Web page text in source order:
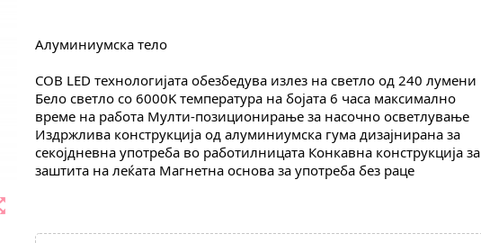
Алуминиумска тело
COB LED технологијата обезбедува излез на светло од 240 лумени
Бело светло со 6000K температура на бојата 6 часа максимално
време на работа Мулти-позиционирање за насочно осветлување
Издржлива конструкција од алуминиумска гума дизајнирана за
секојдневна употреба во работилницата Конкавна конструкција за
заштита на леќата Магнетна основа за употреба без раце